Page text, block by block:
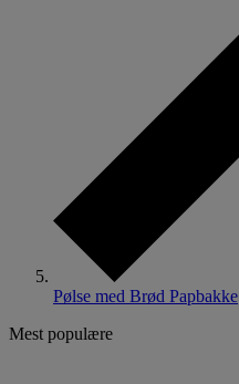
Pølse med Brød Papbakke
Mest populære